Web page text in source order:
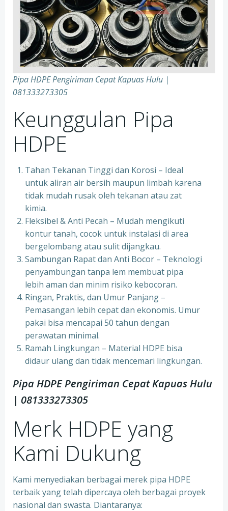
Pipa HDPE Pengiriman Cepat Kapuas Hulu |
081333273305
Keunggulan Pipa
HDPE
Tahan Tekanan Tinggi dan Korosi – Ideal
untuk aliran air bersih maupun limbah karena
tidak mudah rusak oleh tekanan atau zat
kimia.
Fleksibel & Anti Pecah – Mudah mengikuti
kontur tanah, cocok untuk instalasi di area
bergelombang atau sulit dijangkau.
Sambungan Rapat dan Anti Bocor – Teknologi
penyambungan tanpa lem membuat pipa
lebih aman dan minim risiko kebocoran.
Ringan, Praktis, dan Umur Panjang –
Pemasangan lebih cepat dan ekonomis. Umur
pakai bisa mencapai 50 tahun dengan
perawatan minimal.
Ramah Lingkungan – Material HDPE bisa
didaur ulang dan tidak mencemari lingkungan.
Pipa HDPE Pengiriman Cepat Kapuas Hulu
| 081333273305
Merk HDPE yang
Kami Dukung
Kami menyediakan berbagai merek pipa HDPE
terbaik yang telah dipercaya oleh berbagai proyek
nasional dan swasta. Diantaranya: